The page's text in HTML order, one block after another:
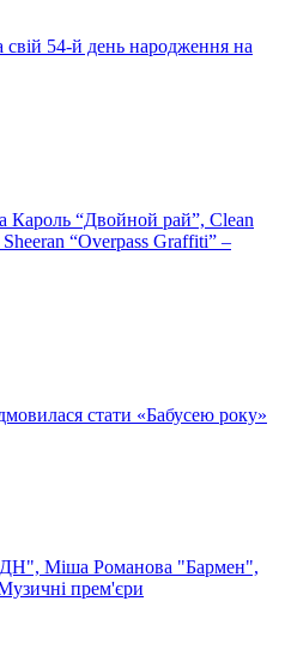
свій 54-й день народження на
Кароль “Двойной рай”, Clean
“Overpass Graffiti” –
стати «Бабусею року»
Міша Романова "Бармен",
прем'єри